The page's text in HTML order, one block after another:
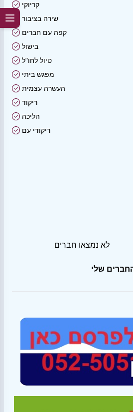
קריוקי
שירה בציבור
קפה עם חברים
בישול
טיול לחו"ל
מפגש ביתי
העשרה עצמית
ריקוד
הליכה
ריקודי עם
לא נמצאו חברים